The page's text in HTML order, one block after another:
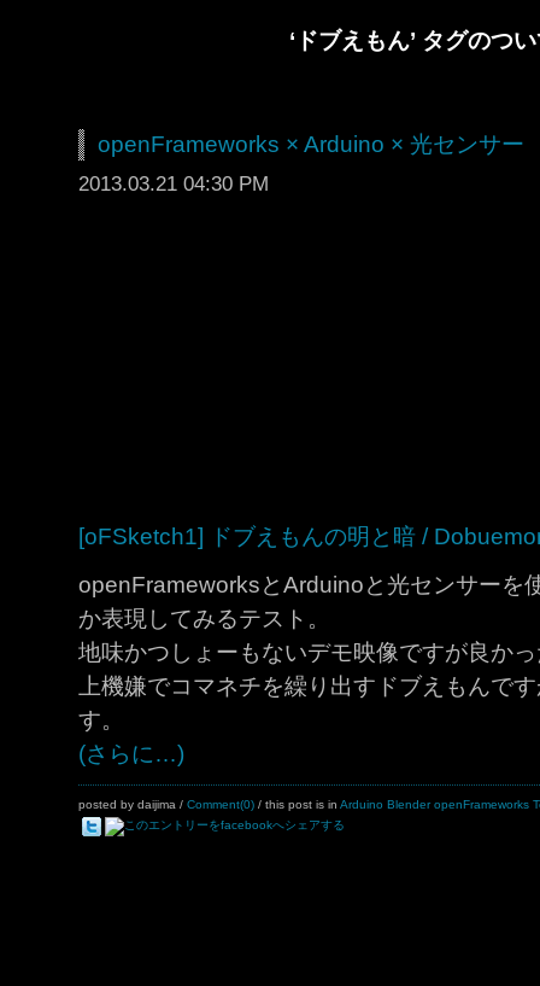
‘ドブえもん’ タグのつ
openFrameworks × Arduino × 光センサー
2013.03.21 04:30 PM
[oFSketch1] ドブえもんの明と暗 /
openFrameworksとArduinoと光センサーを
か表現してみるテスト。
地味かつしょーもないデモ映像ですが良か
上機嫌でコマネチを繰り出すドブえもんで
す。
(さらに…)
posted by daijima / Comment(0) / this post is in Arduino Blender openFrameworks